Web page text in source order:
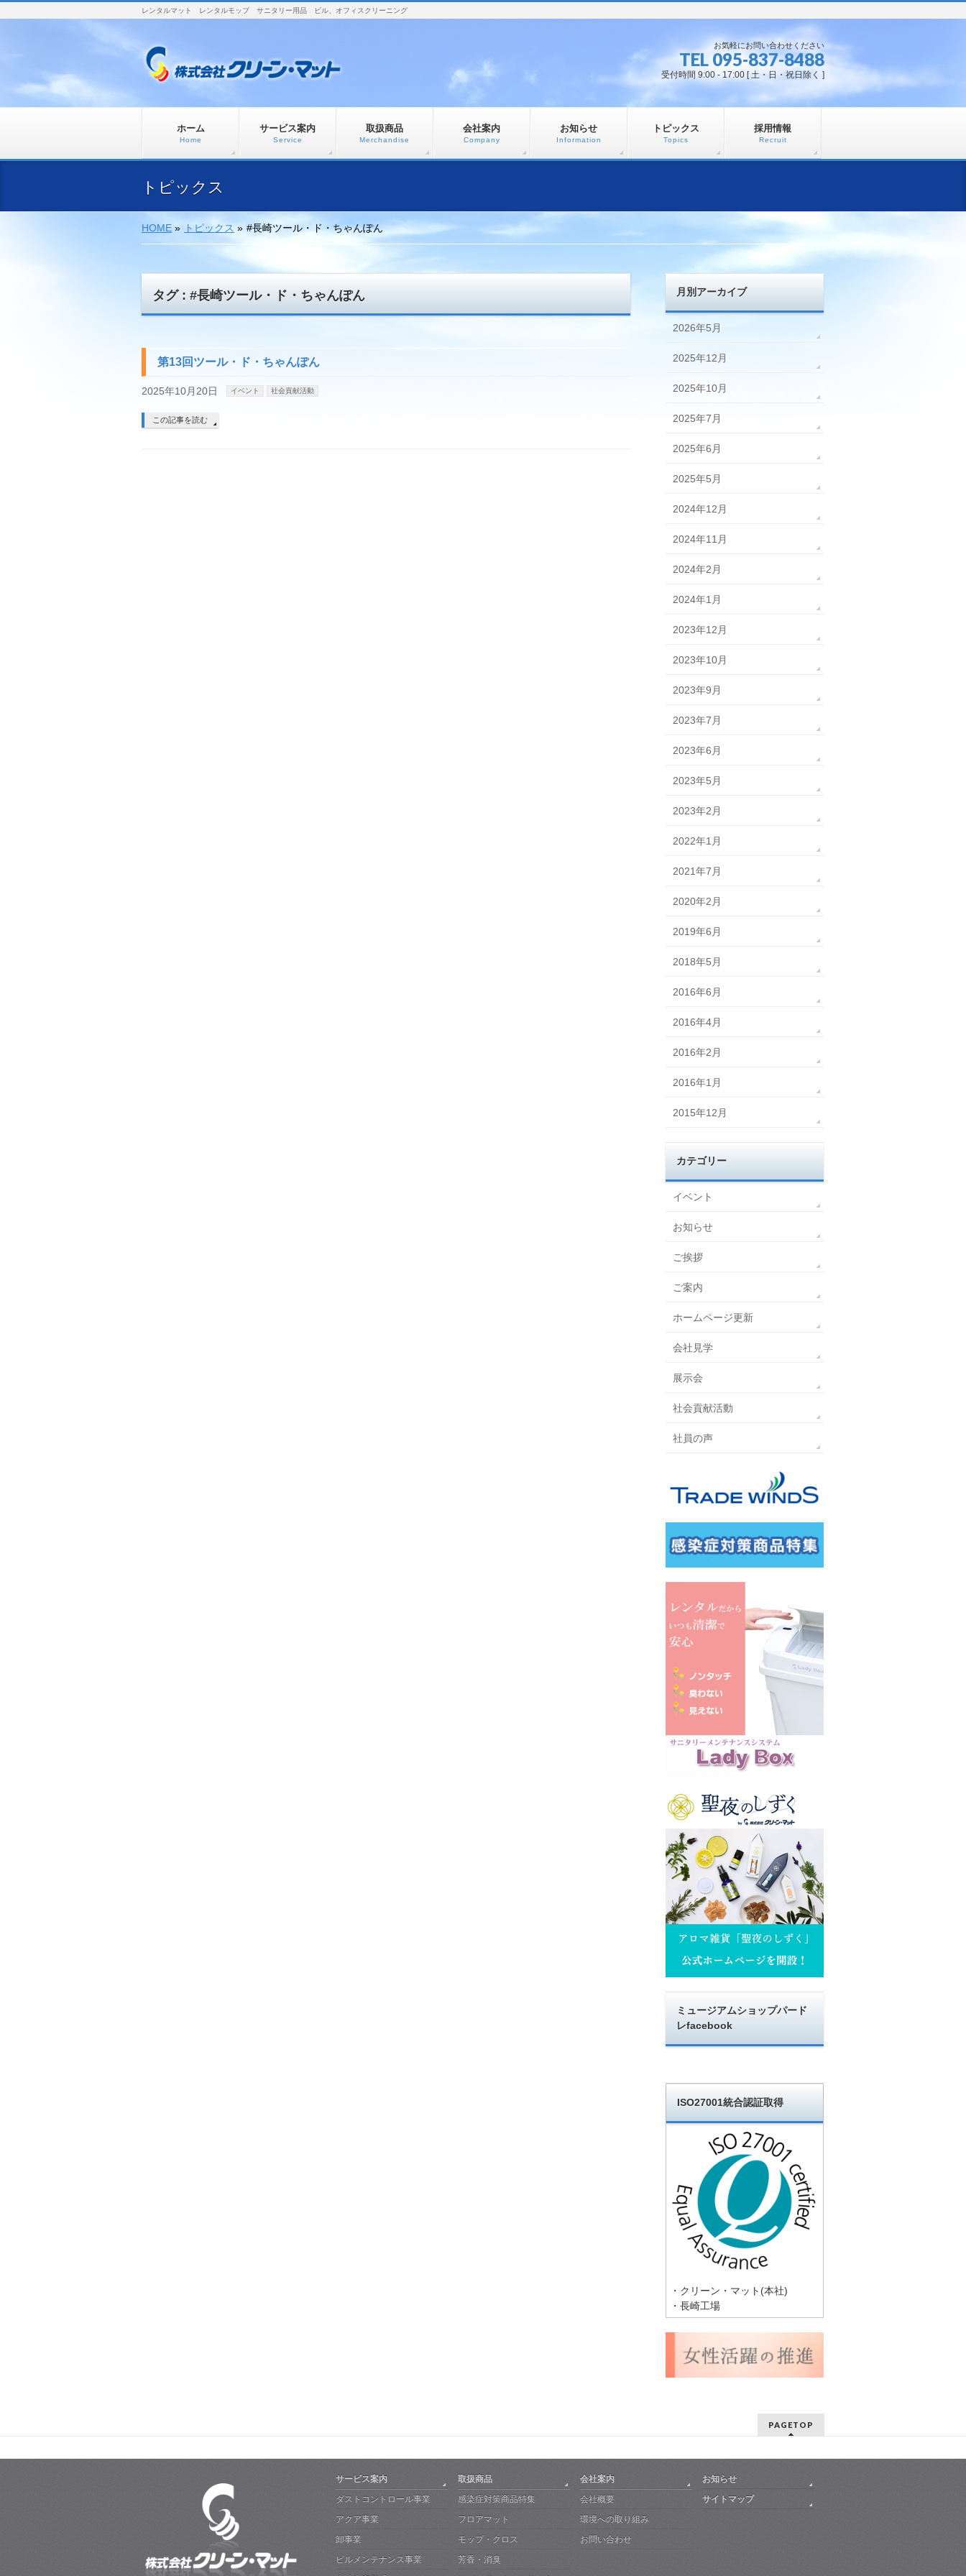
レンタルマット レンタルモップ サニタリー用品 ビル、オフィスクリーニング
お気軽にお問い合わせください
TEL 095-837-8488
受付時間 9:00 - 17:00 [ 土・日・祝日除く ]
ホーム
Home
サービス案内
Service
取扱商品
Merchandise
会社案内
Company
お知らせ
Information
トピックス
Topics
採用情報
Recruit
トピックス
HOME » トピックス » #長崎ツール・ド・ちゃんぽん
タグ : #長崎ツール・ド・ちゃんぽん
第13回ツール・ド・ちゃんぽん
2025年10月20日 イベント 社会貢献活動
この記事を読む
月別アーカイブ
2026年5月
2025年12月
2025年10月
2025年7月
2025年6月
2025年5月
2024年12月
2024年11月
2024年2月
2024年1月
2023年12月
2023年10月
2023年9月
2023年7月
2023年6月
2023年5月
2023年2月
2022年1月
2021年7月
2020年2月
2019年6月
2018年5月
2016年6月
2016年4月
2016年2月
2016年1月
2015年12月
カテゴリー
イベント
お知らせ
ご挨拶
ご案内
ホームページ更新
会社見学
展示会
社会貢献活動
社員の声
ミュージアムショップパード
レfacebook
ISO27001統合認証取得
・クリーン・マット(本社)
・長崎工場
PAGETOP
サービス案内
ダストコントロール事業
アクア事業
卸事業
ビルメンテナンス事業
取扱商品
感染症対策商品特集
フロアマット
モップ・クロス
芳香・消臭
会社案内
会社概要
環境への取り組み
お問い合わせ
お知らせ
サイトマップ